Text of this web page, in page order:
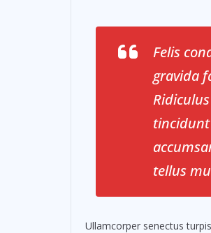
Felis
gravida
tellus
Ullamcorper senectus